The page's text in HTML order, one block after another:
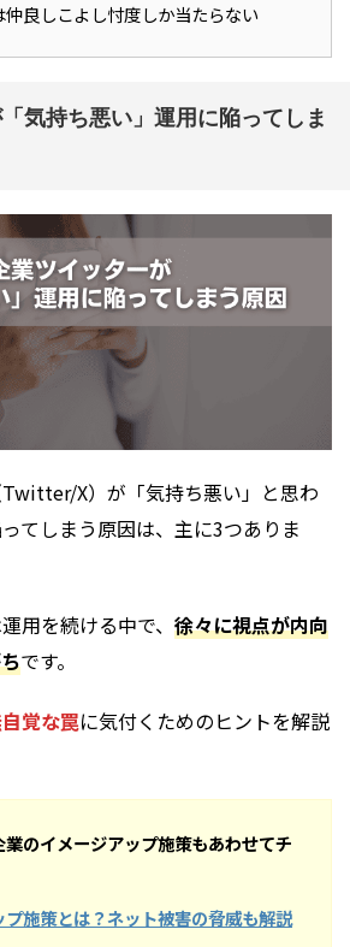
仲良しこよし忖度しか当たらない
気持ち悪い」運用に陥ってしま
X）が「気持ち悪い」と思わ
てしまう原因は、主に3つありま
用を続ける中で、 徐々に視点が内向
です。
覚な罠に気付くためのヒントを解説
のイメージアップ施策もあわせてチ
施策とは？ネット被害の脅威も解説